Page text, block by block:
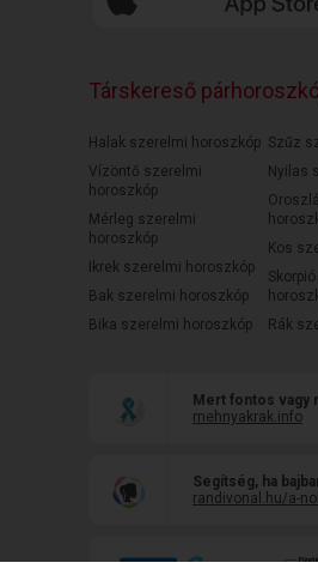
Társkereső
Halak szerelmi horoszkóp
Vízöntő szerelmi
horoszkóp
Mérleg szerelmi
horoszkóp
Ikrek szerelmi horoszkóp
Bak szerelmi horoszkóp
Bika szerelmi horoszkóp
Szűz
Nyilas
Kos
Rák
Mert fontos vagy
mehnyakrak.info
Segítség, ha
randivonal.hu/a-